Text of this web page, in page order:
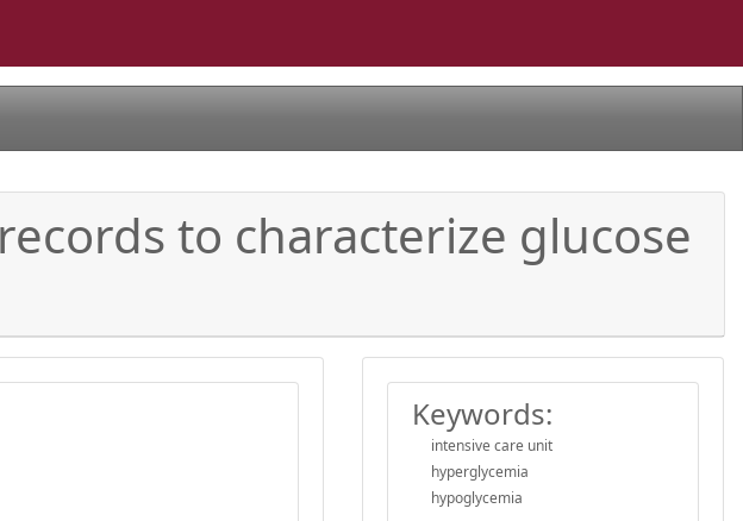
to characterize glucose
Keywords:
intensive care unit
hyperglycemia
hypoglycemia